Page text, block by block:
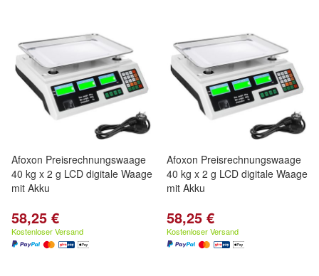
Afoxon Preisrechnungswaage
40 kg x 2 g LCD digitale Waage
mit Akku
58,25 €
Kostenloser Versand
Afoxon Preisrechnungswaage
40 kg x 2 g LCD digitale Waage
mit Akku
58,25 €
Kostenloser Versand